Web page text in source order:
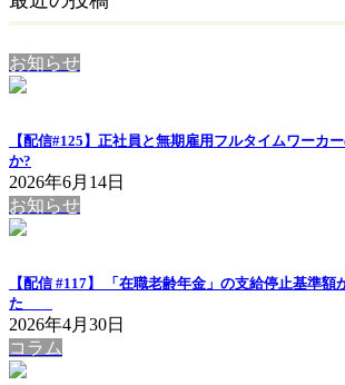
お知らせ
【配信#125】正社員と無期雇用フルタイムワーカ
か?
2026年6月14日
お知らせ
【配信 #117】 「在職老齢年金」の支給停止基準額
た
2026年4月30日
コラム